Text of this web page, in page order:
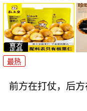
最热
前方在打仗，后方